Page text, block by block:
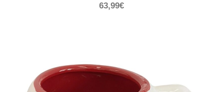
63,99€